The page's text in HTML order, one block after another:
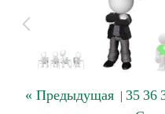
« Предыдущая| 35 36